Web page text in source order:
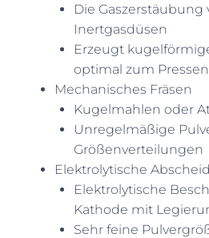
Die
Inertgasdüsen
Erzeugt
optimal zum
Mechanisches Fräsen
Kugelmahlen oder
Unregelmäßige
Größenverteilungen
Elektrolytische
Elektrolytische
Kathode mit
Sehr feine